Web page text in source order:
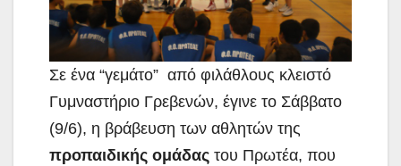
Σε ένα “γεμάτο” από φιλάθλους κλειστό
Γυμναστήριο Γρεβενών, έγινε το Σάββατο
(9/6), η βράβευση των αθλητών της
προπαιδικής ομάδας του Πρωτέα, που